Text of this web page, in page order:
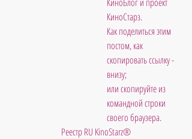
КиноСтарз.
Как поделиться этим
постом, как
скопировать ссылку -
внизу;
или скопируйте из
командной строки
своего браузера.
Реестр RU KinoStarz®